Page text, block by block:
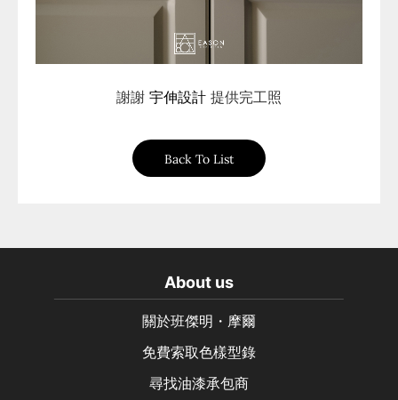
謝謝 宇伸設計 提供完工照
Back To List
About us
關於班傑明・摩爾
免費索取色樣型錄
尋找油漆承包商